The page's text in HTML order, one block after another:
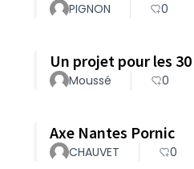
PIGNON 0
Un projet pour les
Moussé 0
Axe Nantes Pornic
CHAUVET 0